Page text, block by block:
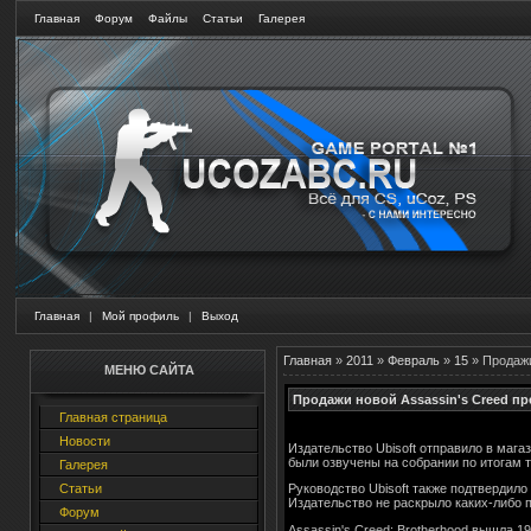
Главная Форум Файлы Статьи Галерея
Главная | Мой профиль | Выход
МЕНЮ САЙТА
Главная страница
Новости
Галерея
Статьи
Форум
Главная » 2011 » Февраль » 15 »
Продажи новой Assassin's Creed
Издательство Ubisoft отправило в
были озвучены на собрании по итогам
Руководство Ubisoft также
Издательство не раскрыло каких-